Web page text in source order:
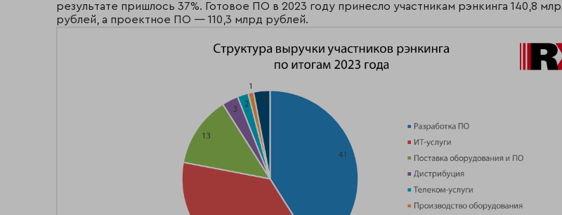
результате пришлось 37%. Готовое ПО в 2023 году принесло участникам рэнкинга 140,8
рублей, а проектное ПО — 110,3 млрд рублей.